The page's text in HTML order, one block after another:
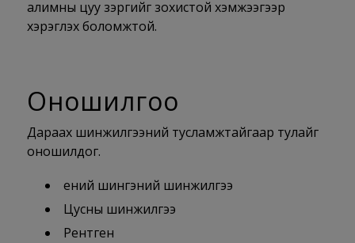
алимны цуу зэргийг зохистой хэмжээгээр
хэрэглэх боломжтой.
Оношилгоо
Дараах шинжилгээний тусламжтайгаар тулайг
оношилдог.
Үений шингэний шинжилгээ
Цусны шинжилгээ
Рентген